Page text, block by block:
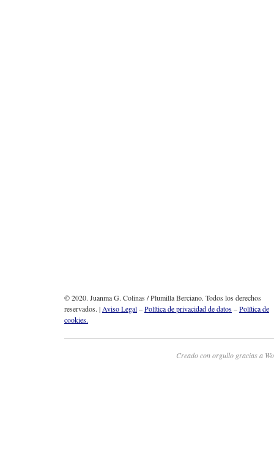
© 2020. Juanma G. Colinas / Plumilla Berciano. Todos los derechos
reservados. |Aviso Legal–Política de privacidad de datos–Política de
cookies.
Creado con orgullo gracias a